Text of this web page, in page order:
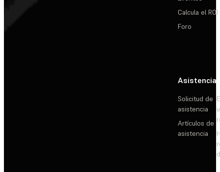
Calcula el ROI
Foro
Asistencia
Solicitud de
asistencia
Artículos de
asistencia